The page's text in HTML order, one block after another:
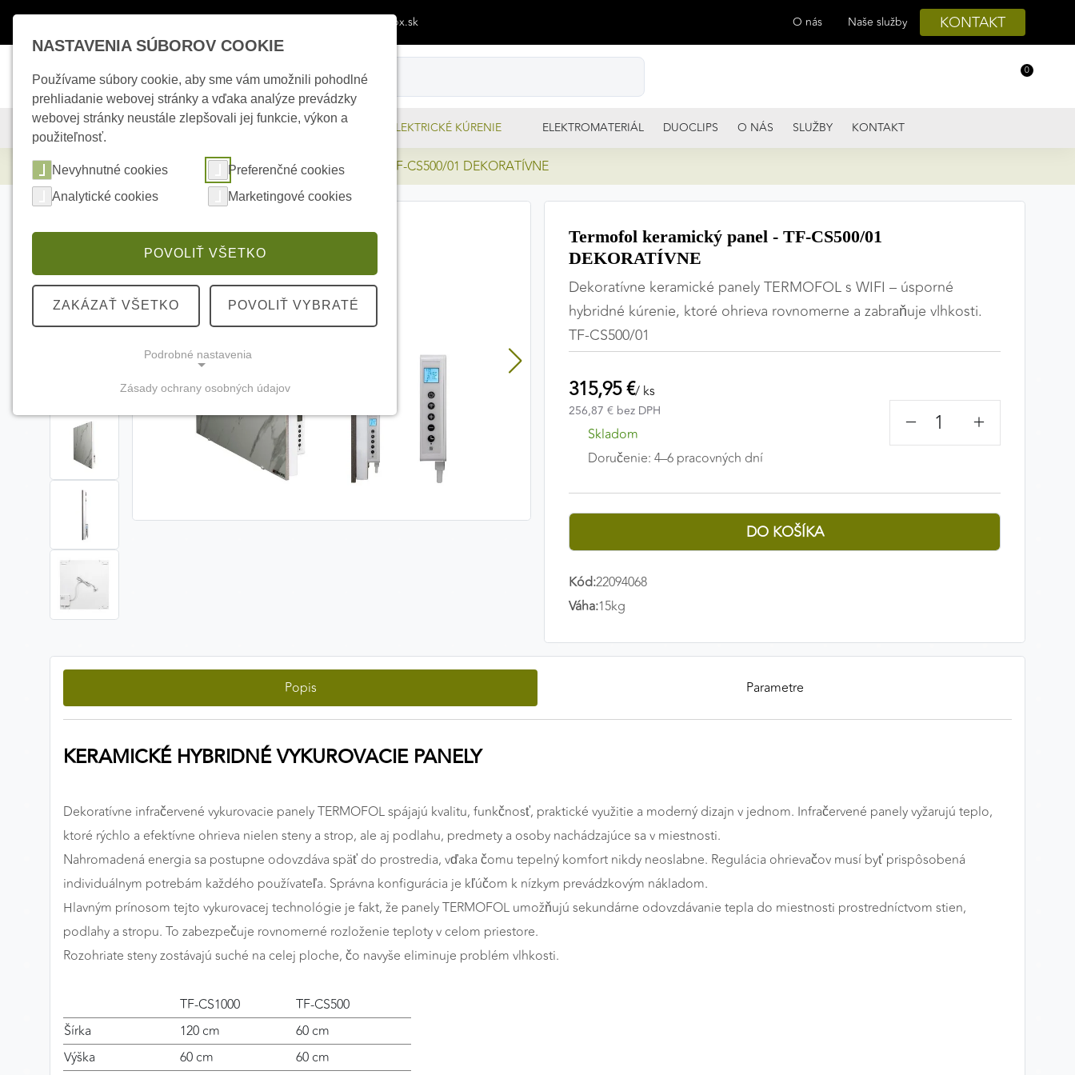
eshop@izimpx.sk O nás Naše služby KONTAKT
0
KAMEROVÉ SYSTÉMY ZABEZPEČOVACIE SYSTÉMY ELEKTRICKÉ KÚRENIE ELEKTROMATERIÁL DUOCLIPS O NÁS SLUŽBY KONTAKT
Elektrické kúrenie Termofol keramický panel - TF-CS500/01 DEKORATÍVNE
Termofol keramický panel - TF-CS500/01
DEKORATÍVNE
Dekoratívne keramické panely TERMOFOL s WIFI – úsporné
hybridné kúrenie, ktoré ohrieva rovnomerne a zabraňuje vlhkosti.
TF-CS500/01
315,95 €/ ks
256,87 € bez DPH
Skladom
Doručenie: 4–6 pracovných dní
− +
Kód:22094068
Váha:15kg
Popis Parametre
KERAMICKÉ HYBRIDNÉ VYKUROVACIE PANELY
Dekoratívne infračervené vykurovacie panely TERMOFOL spájajú kvalitu, funkčnosť, praktické využitie a moderný dizajn v jednom. Infračervené panely vyžarujú teplo,
ktoré rýchlo a efektívne ohrieva nielen steny a strop, ale aj podlahu, predmety a osoby nachádzajúce sa v miestnosti.
Nahromadená energia sa postupne odovzdáva späť do prostredia, vďaka čomu tepelný komfort nikdy neoslabne. Regulácia ohrievačov musí byť prispôsobená
individuálnym potrebám každého používateľa. Správna konfigurácia je kľúčom k nízkym prevádzkovým nákladom.
Hlavným prínosom tejto vykurovacej technológie je fakt, že panely TERMOFOL umožňujú sekundárne odovzdávanie tepla do miestnosti prostredníctvom stien,
podlahy a stropu. To zabezpečuje rovnomerné rozloženie teploty v celom priestore.
Rozohriate steny zostávajú suché na celej ploche, čo navyše eliminuje problém vlhkosti.
TF-CS1000
TF-CS500
Šírka
120 cm
60 cm
Výška
60 cm
60 cm
NASTAVENIA SÚBOROV COOKIE
Používame súbory cookie, aby sme vám umožnili pohodlné
prehliadanie webovej stránky a vďaka analýze prevádzky
webovej stránky neustále zlepšovali jej funkcie, výkon a
použiteľnosť.
Nevyhnutné cookies
Preferenčné cookies
Analytické cookies
Marketingové cookies
POVOLIŤ VŠETKO
ZAKÁZAŤ VŠETKO POVOLIŤ VYBRATÉ
Podrobné nastavenia
(vždy aktívne, nemožno vypnúť)
Tieto cookies sú potrebné na správne fungovanie
webovej stránky a bez nich by nebolo možné
zabezpečiť jej plnú funkčnosť.
Nevyhnutné cookies
PREFERENČNÉ COOKIES
Preferenčné cookies umožňujú zapamätanie si vašich
zvolený jazyk, región alebo prihlasovacie údaje. Vďaka
nim vám dokážeme poskytnúť personalizovanejšie a
pohodlnejšie používanie webovej stránky.
ANALYTICKÉ COOKIES
Analytické cookies nám umožňujú meranie výkonu
zdroje návštev našich webových stránok. Dáta získané
pomocou týchto cookies spracovávame anonymne a
súhrnne, bez použitia identifikátorov, ktoré ukazujú na
konkrétnych používateľov nášho webu. Vďaka týmto
našich stránok.
Poskytovateľ: Google
Zásady ochrany osobných údajov